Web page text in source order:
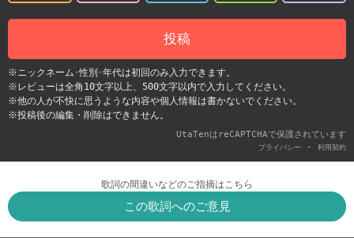
投稿
※ニックネーム･性別･年代は初回のみ入力できます。
※レビューは全角10文字以上、500文字以内で入力してください。
※他の人が不快に思うような内容や個人情報は書かないでください。
※投稿後の編集・削除はできません。
UtaTenはreCAPTCHAで保護されています
プライバシー - 利用契約
歌詞の間違いなどのご指摘はこちら
この歌詞へのご意見